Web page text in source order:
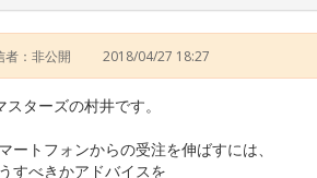
者：非公開 2018/04/27 18:27
スターズの村井です。
ートフォンからの受注を伸ばすには、
すべきかアドバイスを